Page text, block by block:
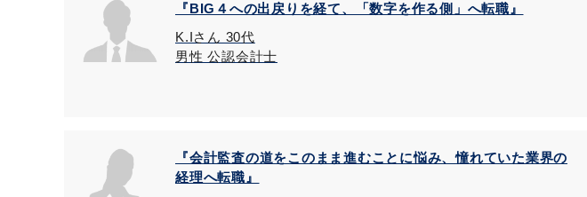
『BIG４への出戻りを経て、「数字を作る側」へ転職』
K.Iさん 30代
男性 公認会計士
『会計監査の道をこのまま進むことに悩み、憧れていた業界の
経理へ転職』